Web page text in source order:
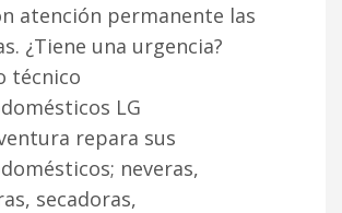
atención permanente las
¿Tiene una urgencia?
técnico
LG
repara sus
neveras,
secadoras,